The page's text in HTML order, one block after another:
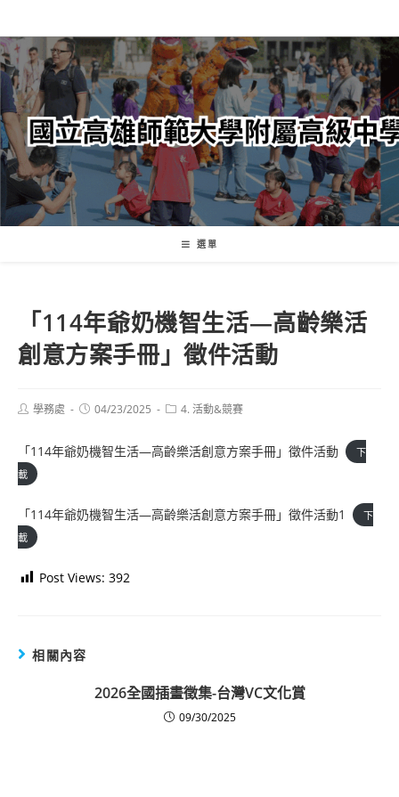
轉
至
主
內
容
選單
「114年爺奶機智生活—高齡樂活
創意方案手冊」徵件活動
Post學務處
Post04/23/2025
Post4. 活動&競賽
「114年爺奶機智生活—高齡樂活創意方案手冊」徵件活動
下
載
「114年爺奶機智生活—高齡樂活創意方案手冊」徵件活動1
下
載
Post Views: 392
相關內容
2026全國插畫徵集-台灣VC文化賞
09/30/2025